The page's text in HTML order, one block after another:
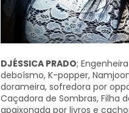
DJÉSSICA PRADO;
deboísmo, K-popper,
dorameira, sofredora por
Caçadora de Sombras, Filha
apaixonada por livros e